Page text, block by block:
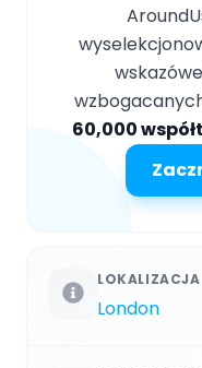
60,000
LOKALIZACJA
London